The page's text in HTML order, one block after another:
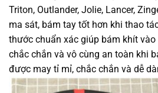
Triton, Outlander, Jolie, Lancer,
ma sát, bám tay tốt hơn khi thao
thước chuẩn xác giúp bám khít
chắc chắn và vô cùng an toàn khi
được may tỉ mỉ, chắc chắn và dễ